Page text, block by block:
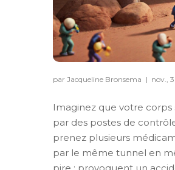
par Jacqueline Bronsema | nov.,
Imaginez que votre
par des postes de
prenez plusieurs
par le même tunnel en
pire : provoquent un